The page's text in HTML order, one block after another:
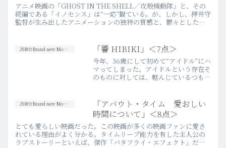
アニメ映画の「GHOST IN THE SHELL／攻殻機動隊」と、その
続編である「イノセンス」は“一応”観ている。が、しかし、押井守
監督が生み出したアニメーションの独特の質感と、鬱々とした世
2018☆Brand new Movies 「響 HIBIKI」＜7点＞
今年、36歳にして初めて“アイドル”にハ
マってしまった。アイドルという存在そ
のものに対しては、軽んじているつもり
る。ただ、“モーニング
娘。”も、“AKB48”も、興味がな…
more
2018☆Brand new Movies
「アバウト・タイム 愛おしい
時間について」＜8点＞
とても愛らしい映画だった。この映画が多くの映画ファンに愛さ
れている理由がよく分かる。タイムリープ能力を有した主人公の
ラブストーリーといえば、傑作「バタフライ・エフェクト」だっ